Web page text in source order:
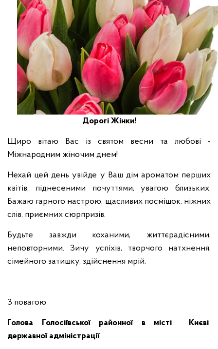
Дорогі Жінки!
Щиро вітаю Вас із святом весни та любові -
Міжнародним жіночим днем!
Нехай цей день увійде у Ваш дім ароматом перших
квітів, піднесеними почуттями, увагою близьких.
Бажаю гарного настрою, щасливих посмішок, ніжних
слів, приємних сюрпризів.
Будьте завжди коханими, життєрадісними,
неповторними. Зичу успіхів, творчого натхнення,
сімейного затишку, здійснення мрій.
З повагою
Голова Голосіївської районної в місті Києві
державної адміністрації